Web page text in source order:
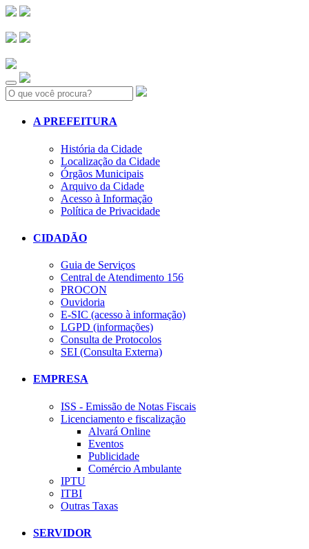
Search:
A PREFEITURA
História da Cidade
Localização da Cidade
Órgãos Municipais
Arquivo da Cidade
Acesso à Informação
Política de Privacidade
CIDADÃO
Guia de Serviços
Central de Atendimento 156
PROCON
Ouvidoria
E-SIC (acesso à informação)
LGPD (informações)
Consulta de Protocolos
SEI (Consulta Externa)
EMPRESA
ISS - Emissão de Notas Fiscais
Licenciamento e fiscalização
Alvará Online
Eventos
Publicidade
Comércio Ambulante
IPTU
ITBI
Outras Taxas
SERVIDOR